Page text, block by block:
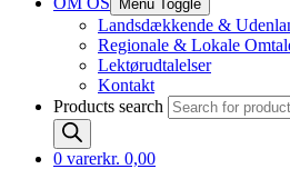
Menu Toggle
Landsdækkende &
Regionale & Lokale
Lektørudtalelser
Kontakt
Products search
0 varerkr. 0,00